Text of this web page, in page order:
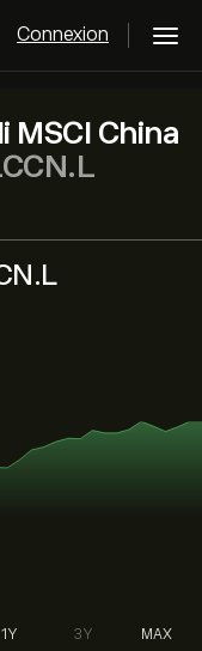
Connexion
MSCI China
1Y 3Y MAX